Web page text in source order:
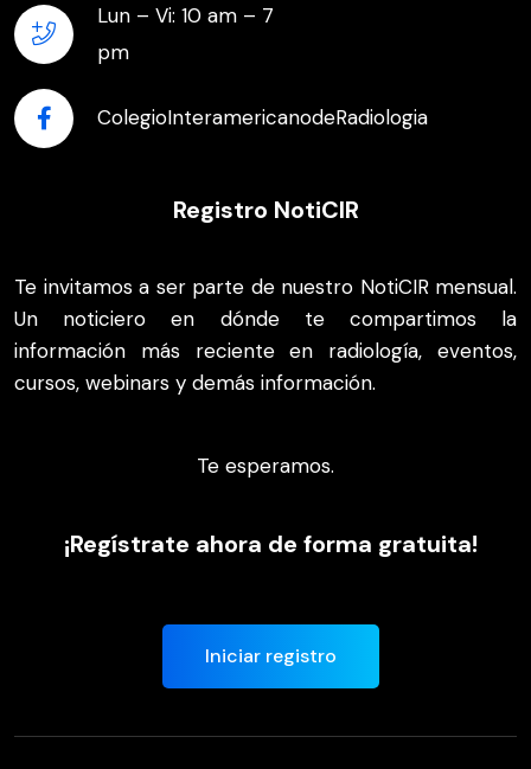
Lun – Vi: 10 am – 7
pm
ColegioInteramericanodeRadiologia
Registro NotiCIR
Te invitamos a ser parte de nuestro NotiCIR mensual.
Un noticiero en dónde te compartimos la
información más reciente en radiología, eventos,
cursos, webinars y demás información.
Te esperamos.
¡Regístrate ahora de forma gratuita!
Iniciar registro